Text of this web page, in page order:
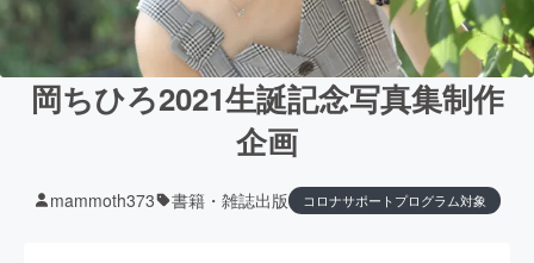
岡ちひろ2021生誕記念写真集制作
企画
mammoth373 書籍・雑誌出版 コロナサポートプログラム対象